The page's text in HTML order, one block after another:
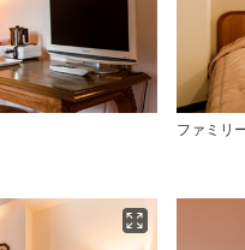
ファミリ